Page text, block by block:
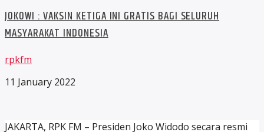
JOKOWI : VAKSIN KETIGA INI GRATIS BAGI SELURUH
MASYARAKAT INDONESIA
rpkfm
11 January 2022
JAKARTA, RPK FM – Presiden Joko Widodo secara resmi